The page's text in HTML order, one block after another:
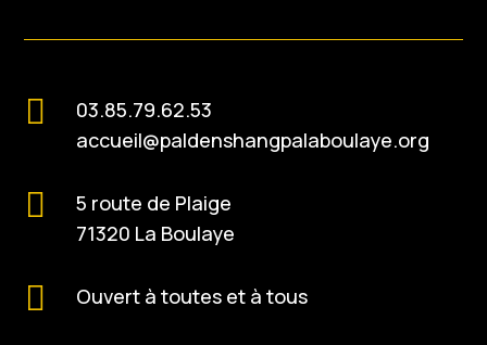

03.85.79.62.53
accueil@paldenshangpalaboulaye.org

5 route de Plaige
71320 La Boulaye
 Ouvert à toutes et à tous